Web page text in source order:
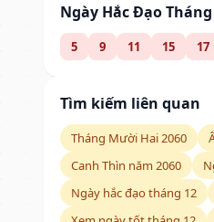
Ngày Hắc Đạo Tháng
5 9 11 15 17
Tìm kiếm liên quan
Tháng Mười Hai 2060
Canh Thìn năm 2060
Ngày hắc đạo tháng 12